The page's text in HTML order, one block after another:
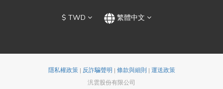
$ TWD 繁體中文
隱私權政策| 反詐騙聲明 | 條款與細則 | 運送政策
汎雲股份有限公司